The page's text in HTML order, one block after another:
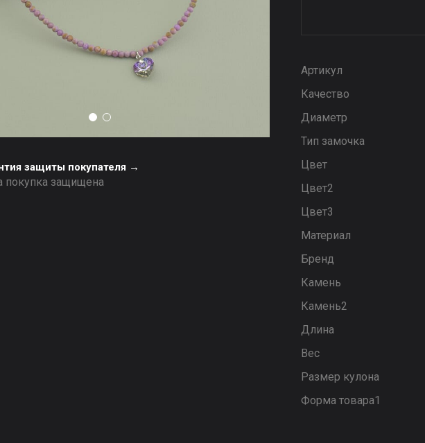
защиты покупателя →
покупка защищена
Артикул
Качество
Диаметр
Тип замочка
Цвет
Цвет2
Цвет3
Материал
Бренд
Камень
Камень2
Длина
Вес
Размер кулона
Форма товара1